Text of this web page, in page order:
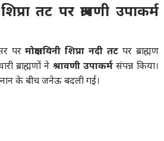
तट पर श्रावणी उपाकर्म
परमोक्षदायिनी शिप्रा नदी तटपर ब्राह्मण
ब्राह्मणों ने श्रावणी उपाकर्मसंपन्न किया।
के बीच जनेऊ बदली गई।